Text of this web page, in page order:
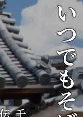
いつでもそばに